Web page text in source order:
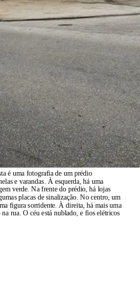
é uma fotografia de um prédio
e varandas. À esquerda, há uma
verde. Na frente do prédio, há lojas
placas de sinalização. No centro, um
figura sorridente. À direita, há mais uma
rua. O céu está nublado, e fios elétricos